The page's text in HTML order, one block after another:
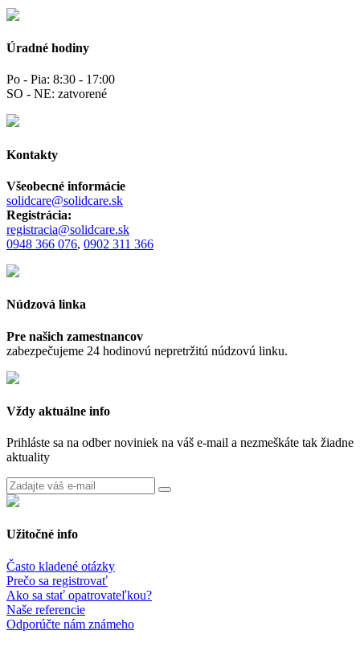
Úradné hodiny
Po - Pia: 8:30 - 17:00
SO - NE: zatvorené
Kontakty
Všeobecné informácie
solidcare@solidcare.sk
Registrácia:
registracia@solidcare.sk
0948 366 076, 0902 311 366
Núdzová linka
Pre našich zamestnancov
zabezpečujeme 24 hodinovú nepretržitú núdzovú linku.
Vždy aktuálne info
Prihláste sa na odber noviniek na váš e-mail a nezmeškáte tak žiadne
aktuality
Užitočné info
Často kladené otázky
Prečo sa registrovať
Ako sa stať opatrovateľkou?
Naše referencie
Odporúčte nám známeho